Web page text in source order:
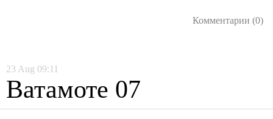
Комментарии (0)
23 Aug 09:11
Ватамоте 07